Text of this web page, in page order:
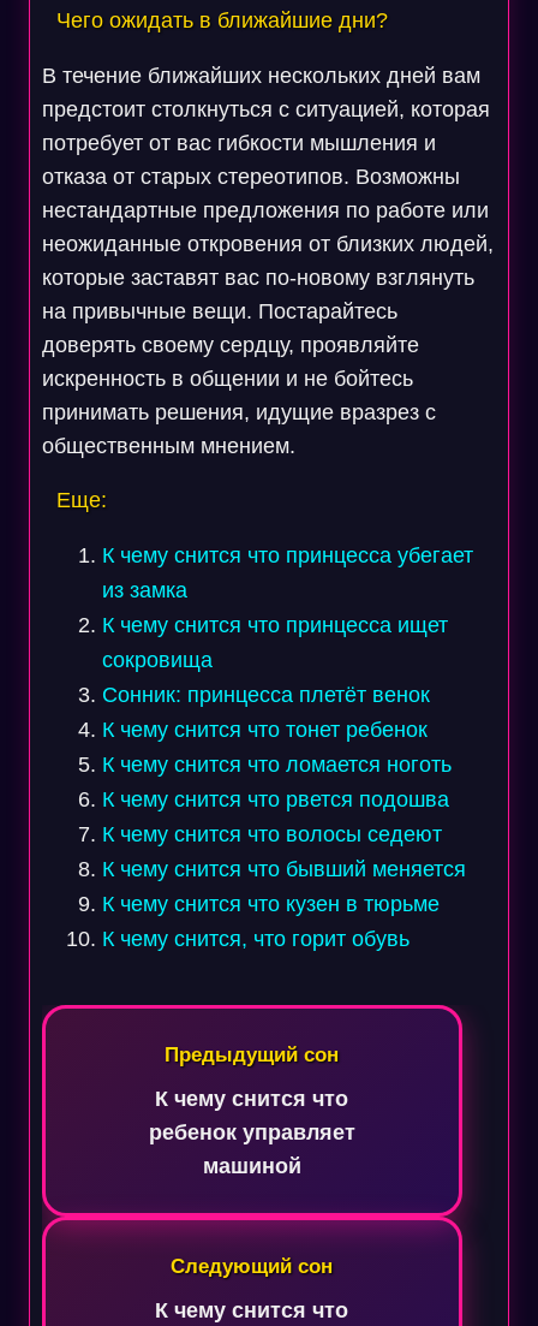
Чего ожидать в ближайшие дни?
В течение ближайших нескольких дней вам
предстоит столкнуться с ситуацией, которая
потребует от вас гибкости мышления и
отказа от старых стереотипов. Возможны
нестандартные предложения по работе или
неожиданные откровения от близких людей,
которые заставят вас по-новому взглянуть
на привычные вещи. Постарайтесь
доверять своему сердцу, проявляйте
искренность в общении и не бойтесь
принимать решения, идущие вразрез с
общественным мнением.
Еще:
К чему снится что принцесса убегает
из замка
К чему снится что принцесса ищет
сокровища
Сонник: принцесса плетёт венок
К чему снится что тонет ребенок
К чему снится что ломается ноготь
К чему снится что рвется подошва
К чему снится что волосы седеют
К чему снится что бывший меняется
К чему снится что кузен в тюрьме
К чему снится, что горит обувь
Навигация
записям
Предыдущий сон
К чему снится что
ребенок управляет
машиной
Следующий сон
К чему снится что